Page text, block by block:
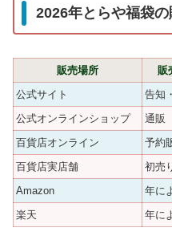
2026年とらや福袋
販売場所 販
公式サイト
告知
公式オンラインショップ
通販
百貨店オンライン
予約
百貨店実店舗
初売
Amazon
年に
楽天
年に